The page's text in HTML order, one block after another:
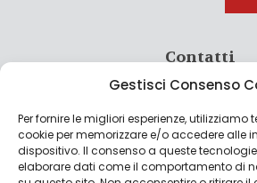
Gestisci Consenso
Per fornire le migliori esperienze, utilizziamo
cookie per memorizzare e/o accedere alle
dispositivo. Il consenso a queste
elaborare dati come il comportamento di
Contatti
Note legali